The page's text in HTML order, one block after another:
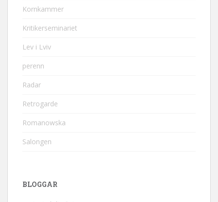
Kornkammer
Kritikerseminariet
Lev i Lviv
perenn
Radar
Retrogarde
Romanowska
Salongen
BLOGGAR